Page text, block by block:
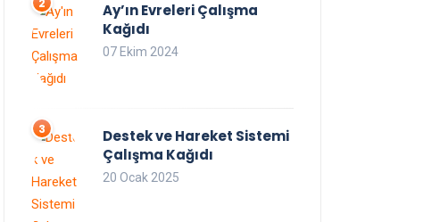
Ay’ın Evreleri Çalışma
Kağıdı
07 Ekim 2024
Destek ve Hareket Sistemi
Çalışma Kağıdı
20 Ocak 2025